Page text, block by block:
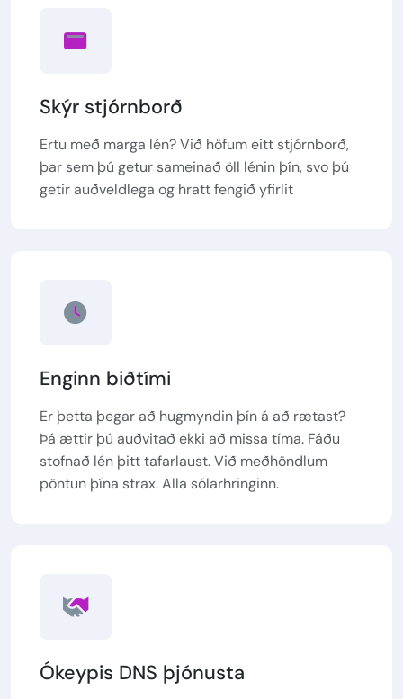
Skýr stjórnborð
Ertu með marga lén? Við höfum eitt stjórnborð,
þar sem þú getur sameinað öll lénin þín, svo þú
getir auðveldlega og hratt fengið yfirlit
Enginn biðtími
Er þetta þegar að hugmyndin þín á að rætast?
Þá ættir þú auðvitað ekki að missa tíma. Fáðu
stofnað lén þitt tafarlaust. Við meðhöndlum
pöntun þína strax. Alla sólarhringinn.
Ókeypis DNS þjónusta